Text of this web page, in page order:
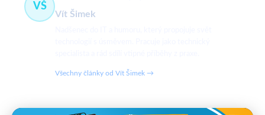
VŠ
Vít Šimek
Všechny články od Vít Šimek →